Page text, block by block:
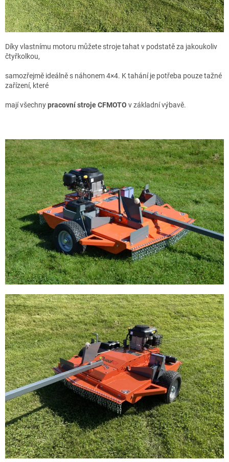
Díky vlastnímu motoru můžete stroje tahat v podstatě za jakoukoliv
čtyřkolkou,
samozřejmě ideálně s náhonem 4×4. K tahání je potřeba pouze tažné
zařízení, které
mají všechnypracovní stroje CFMOTO v základní výbavě.